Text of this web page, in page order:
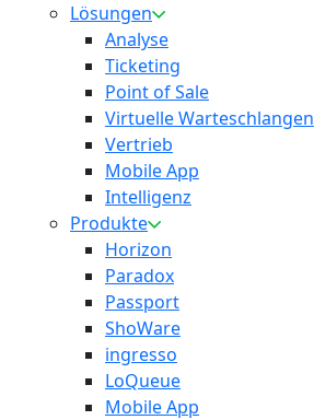
Lösungen
Analyse
Ticketing
Point of Sale
Virtuelle Warteschlangen
Vertrieb
Mobile App
Intelligenz
Produkte
Horizon
Paradox
Passport
ShoWare
ingresso
LoQueue
Mobile App